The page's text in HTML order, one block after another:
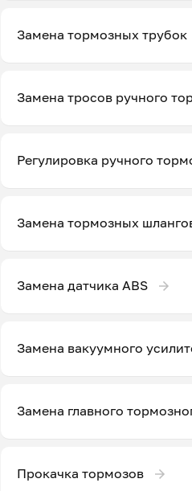
Замена тормозных трубок
Замена тросов ручного
Регулировка ручного
Замена тормозных
Замена датчика ABS
Замена вакуумного
Замена главного
Прокачка тормозов